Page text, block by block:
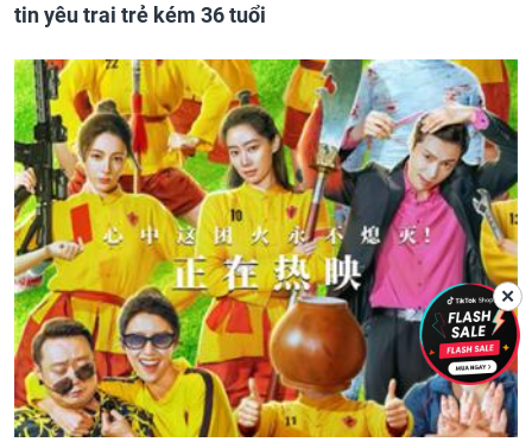
tin yêu trai trẻ kém 36 tuổi
✕